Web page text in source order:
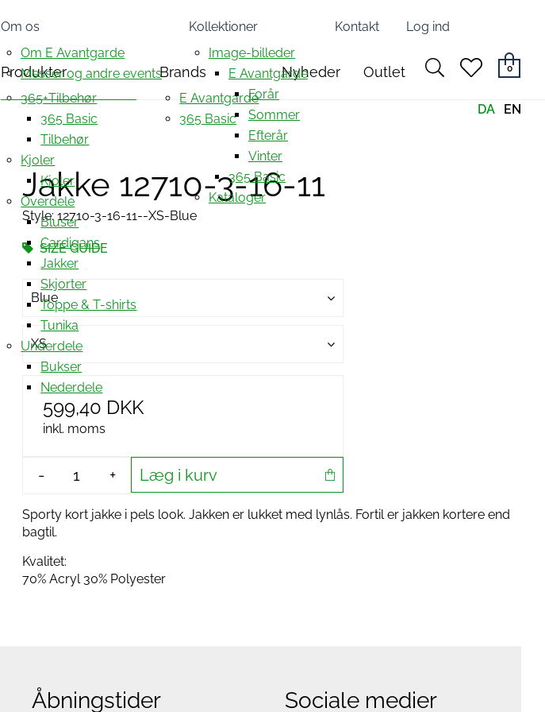
Produkter
365+Tilbehør
365 Basic
Tilbehør
Kjoler
Kjoler
Overdele
Bluser
Cardigans
Jakker
Skjorter
Toppe & T-shirts
Tunika
Underdele
Bukser
Nederdele
Brands
E Avantgarde
365 Basic
Nyheder Outlet
searchheart
0
Om os
Om E Avantgarde
Messer og andre events
Kollektioner
Image-billeder
E Avantgarde
Forår
Sommer
Efterår
Vinter
365 Basic
Kataloger
Kontakt Log ind
DA EN
Jakke 12710-3-16-11
Style: 12710-3-16-11--XS-Blue
SIZE GUIDE
Blue
XS
599,40 DKK
inkl. moms
- + Læg i kurv
Sporty kort jakke i pels look. Jakken er lukket med lynlås. Fortil er jakken kortere end
bagtil.
Kvalitet:
70% Acryl 30% Polyester
Åbningstider Sociale medier